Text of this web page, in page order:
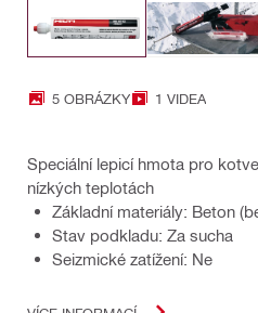
5 OBRÁZKY 1 VIDEA
Speciální lepicí hmota pro
nízkých teplotách
Základní materiály: Beton
Stav podkladu: Za sucha
Seizmické zatížení: Ne